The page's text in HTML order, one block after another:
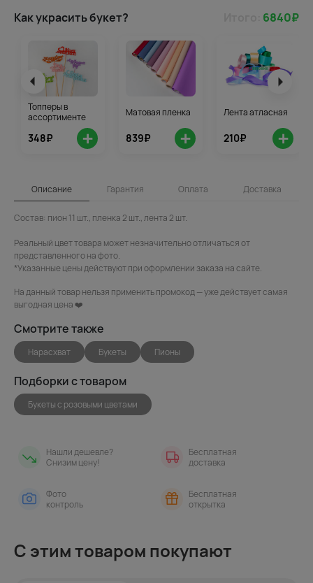
Как украсить букет? 6840₽
Топперы в
ассортименте
348₽ +
Матовая пленка
839₽ +
Лента атласная
210₽ +
Описание Гарантия Оплата Доставка
Состав: пион 11 шт., пленка 2 шт., лента 2 шт.
Реальный цвет товара может незначительно отличаться от
представленного на фото.
*Указанные цены действуют при оформлении заказа на сайте.
На данный товар нельзя применить промокод — уже действует самая
выгодная цена ❤️
Смотрите также
Нарасхват Букеты Пионы
Подборки с товаром
Букеты с розовыми цветами
Нашли дешевле?
Снизим цену!
Бесплатная
доставка
Фото
контроль
Бесплатная
открытка
С этим товаром покупают